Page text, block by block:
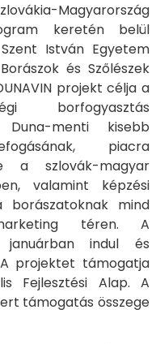
Magyarország
keretén belül
István Egyetem
és Szőlészek
projekt célja a
borfogyasztás
menti kisebb
piacra
a szlovák-magyar
valamint képzési
mind
téren. A
januárban indul és
projektet támogatja
Fejlesztési Alap. A
támogatás összege